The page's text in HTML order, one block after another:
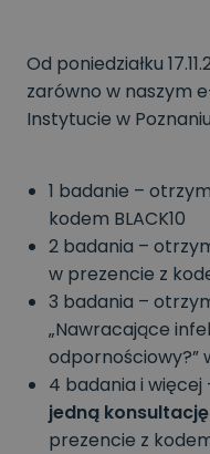
Od poniedziałku
zarówno w naszym
Instytucie w
1 badanie –
kodem BLACK10
2 badania –
w prezencie z
3 badania –
„Nawracające
odpornościowy?”
4 badania i
jedną
prezencie z